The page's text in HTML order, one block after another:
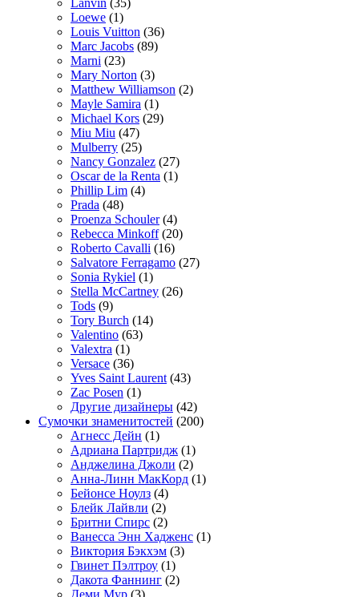
Lanvin (35)
Loewe (1)
Louis Vuitton (36)
Marc Jacobs (89)
Marni (23)
Mary Norton (3)
Matthew Williamson (2)
Mayle Samira (1)
Michael Kors (29)
Miu Miu (47)
Mulberry (25)
Nancy Gonzalez (27)
Oscar de la Renta (1)
Phillip Lim (4)
Prada (48)
Proenza Schouler(4)
Rebecca Minkoff(20)
Roberto Cavalli (16)
Salvatore Ferragamo (27)
Sonia Rykiel (1)
Stella McCartney (26)
Tods (9)
Tory Burch (14)
Valentino (63)
Valextra (1)
Versace (36)
Yves Saint Laurent (43)
Zac Posen (1)
Другие дизайнеры (42)
Сумочки знаменитостей (200)
Агнесс Дейн (1)
Адриана Партридж (1)
Анджелина Джоли (2)
Анна-Линн МакКорд (1)
Бейонсе Ноулз (4)
Блейк Лайвли (2)
Бритни Спирс (2)
Ванесса Энн Хадженс (1)
Виктория Бэкхэм (3)
Гвинет Пэлтроу (1)
Дакота Фаннинг (2)
Деми Мур (3)